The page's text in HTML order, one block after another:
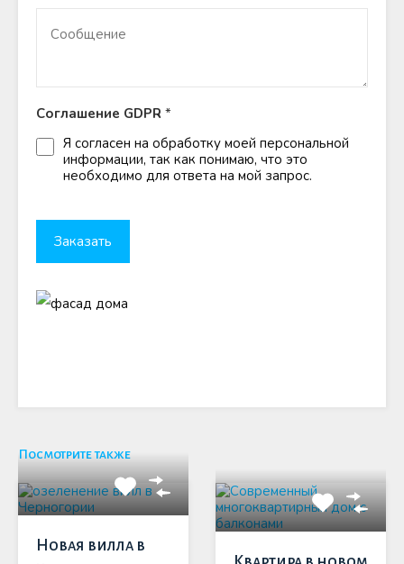
Соглашение GDPR *
Я согласен на обработку моей персональной
информации, так как понимаю, что это
необходимо для ответа на мой запрос.
Посмотрите также
Новая вилла в